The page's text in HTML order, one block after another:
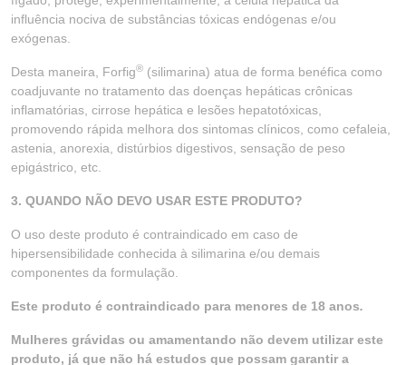
influência nociva de substâncias tóxicas endógenas e/ou
exógenas.
Desta maneira, Forfig® (silimarina) atua de forma benéfica como
coadjuvante no tratamento das doenças hepáticas crônicas
inflamatórias, cirrose hepática e lesões hepatotóxicas,
promovendo rápida melhora dos sintomas clínicos, como cefaleia,
astenia, anorexia, distúrbios digestivos, sensação de peso
epigástrico, etc.
3. QUANDO NÃO DEVO USAR ESTE PRODUTO?
O uso deste produto é contraindicado em caso de
hipersensibilidade conhecida à silimarina e/ou demais
componentes da formulação.
Este produto é contraindicado para menores de 18 anos.
Mulheres grávidas ou amamentando não devem utilizar este
produto, já que não há estudos que possam garantir a